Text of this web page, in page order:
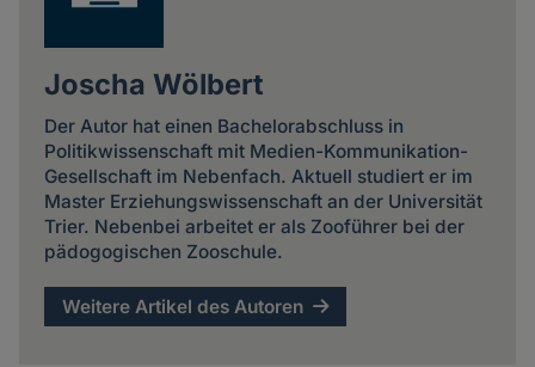
Joscha Wölbert
Der Autor hat einen Bachelorabschluss in
Politikwissenschaft mit Medien-Kommunikation-
Gesellschaft im Nebenfach. Aktuell studiert er im
Master Erziehungswissenschaft an der Universität
Trier. Nebenbei arbeitet er als Zooführer bei der
pädogogischen Zooschule.
Weitere Artikel des Autoren